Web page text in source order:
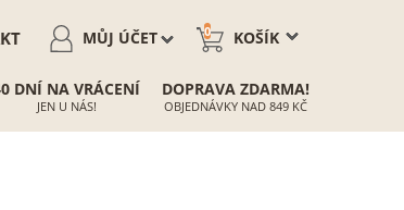
KOŠÍK
0
MŮJ ÚČET
DNÍ NA VRÁCENÍ
JEN U NÁS!
DOPRAVA ZDARMA!
OBJEDNÁVKY NAD 849 KČ